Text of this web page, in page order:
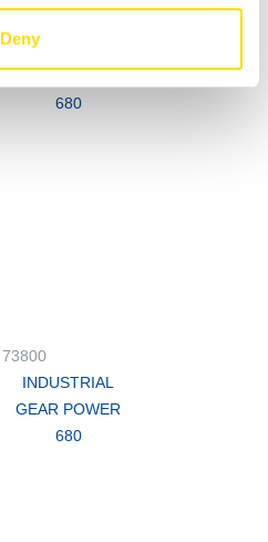
Deny
INDUSTRIAL
GEAR POWER
680
73800
INDUSTRIAL
GEAR POWER
680